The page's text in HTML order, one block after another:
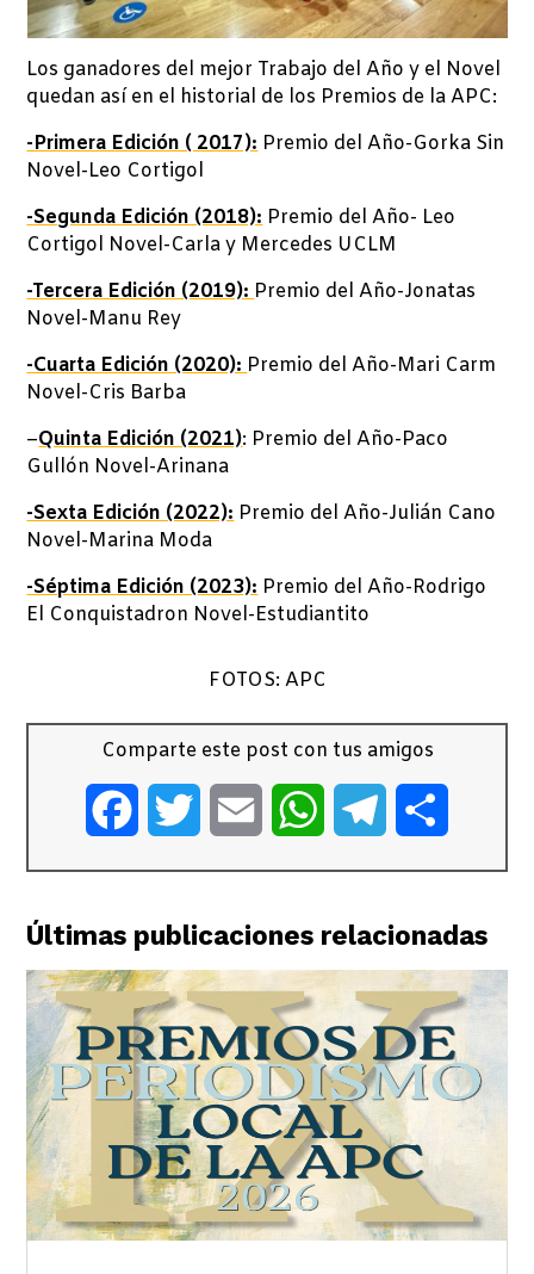
Los ganadores del mejor Trabajo del Año y el Novel
quedan así en el historial de los Premios de la APC:
-Primera Edición ( 2017):Premio del Año-Gorka Sin
Novel-Leo Cortigol
-Segunda Edición (2018):Premio del Año- Leo
Cortigol Novel-Carla y Mercedes UCLM
-Tercera Edición (2019):Premio del Año-Jonatas
Novel-Manu Rey
-Cuarta Edición (2020):Premio del Año-Mari Carm
Novel-Cris Barba
–Quinta Edición (2021): Premio del Año-Paco
Gullón Novel-Arinana
-Sexta Edición (2022):Premio del Año-Julián Cano
Novel-Marina Moda
-Séptima Edición (2023):Premio del Año-Rodrigo
El Conquistadron Novel-Estudiantito
FOTOS: APC
Comparte este post con tus amigos
FacebookTwitter Email WhatsAppTelegram
Últimas publicaciones relacionadas